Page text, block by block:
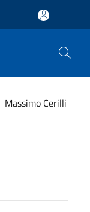
Massimo Cerilli